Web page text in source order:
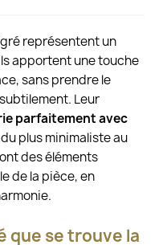
représentent un
apportent une touche
sans prendre le
Leur
parfaitement avec
du plus minimaliste au
des éléments
de la pièce, en
que se trouve la